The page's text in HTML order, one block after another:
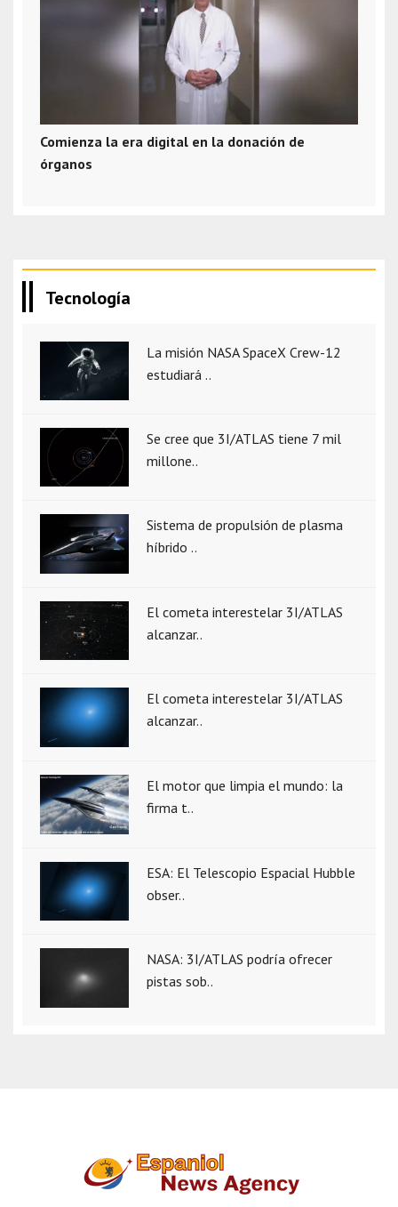
Comienza la era digital en la donación de
órganos
Tecnología
La misión NASA SpaceX Crew-12
estudiará ..
Se cree que 3I/ATLAS tiene 7 mil
millone..
Sistema de propulsión de plasma
híbrido ..
El cometa interestelar 3I/ATLAS
alcanzar..
El cometa interestelar 3I/ATLAS
alcanzar..
El motor que limpia el mundo: la
firma t..
ESA: El Telescopio Espacial Hubble
obser..
NASA: 3I/ATLAS podría ofrecer
pistas sob..